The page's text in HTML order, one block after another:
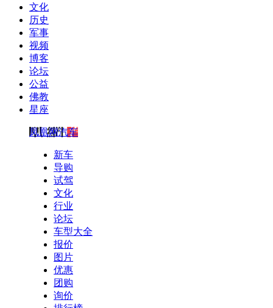
文化
历史
军事
视频
博客
论坛
公益
佛教
星座
凤凰网汽车
新车
导购
试驾
文化
行业
论坛
车型大全
报价
图片
优惠
团购
询价